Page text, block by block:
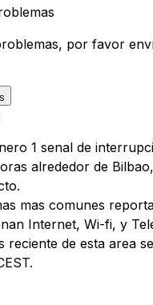
por favor
1 senal de
alrededor de
mas comunes
Internet, Wi-fi, y
reciente de esta area